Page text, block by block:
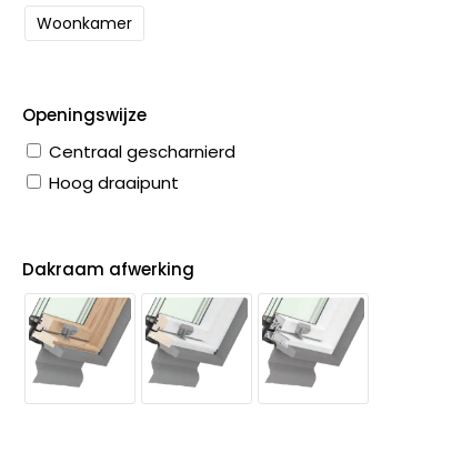
Woonkamer
Openingswijze
Centraal gescharnierd
Hoog draaipunt
Dakraam afwerking